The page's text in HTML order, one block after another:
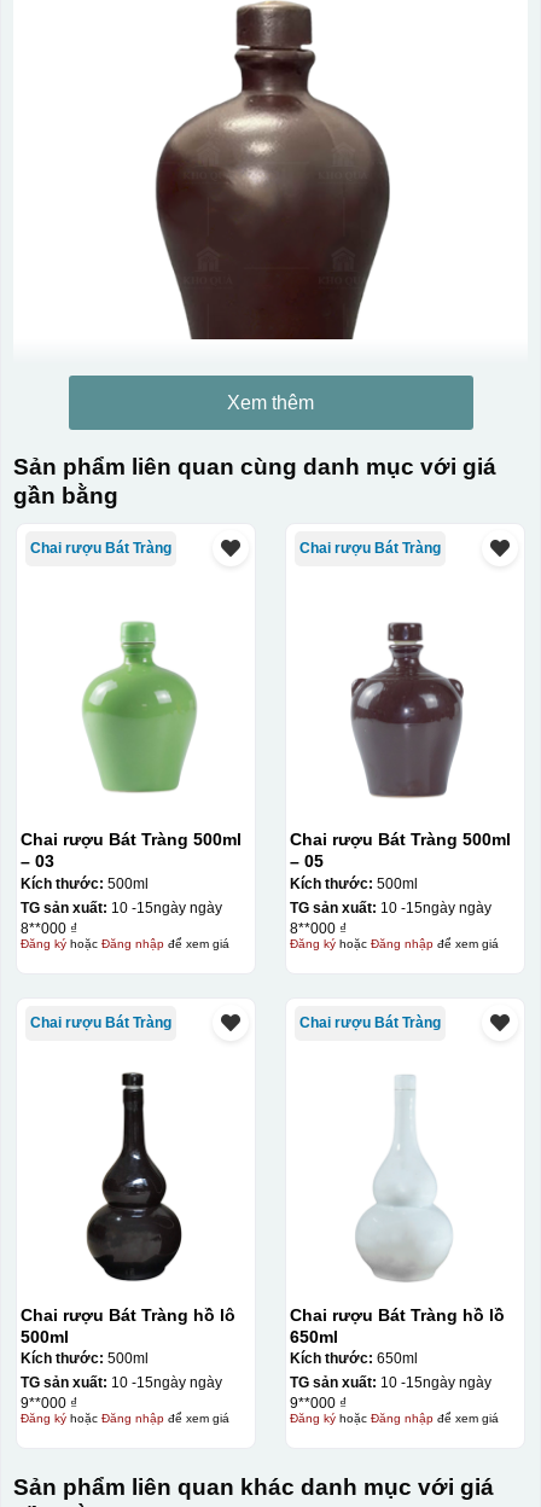
Xem thêm
Sản phẩm liên quan cùng danh mục với giá
gần bằng
Chai rượu Bát Tràng
Chai rượu Bát Tràng 500ml
– 03
Kích thước: 500ml
TG sản xuất: 10 -15ngày ngày
8**000 ₫
Đăng kýhoặc Đăng nhậpđể xem giá
Chai rượu Bát Tràng
Chai rượu Bát Tràng 500ml
– 05
Kích thước: 500ml
TG sản xuất: 10 -15ngày ngày
8**000 ₫
Đăng kýhoặc Đăng nhậpđể xem giá
Chai rượu Bát Tràng
Chai rượu Bát Tràng hồ lô
500ml
Kích thước: 500ml
TG sản xuất: 10 -15ngày ngày
9**000 ₫
Đăng kýhoặc Đăng nhậpđể xem giá
Chai rượu Bát Tràng
Chai rượu Bát Tràng hồ lồ
650ml
Kích thước: 650ml
TG sản xuất: 10 -15ngày ngày
9**000 ₫
Đăng kýhoặc Đăng nhậpđể xem giá
Sản phẩm liên quan khác danh mục với giá